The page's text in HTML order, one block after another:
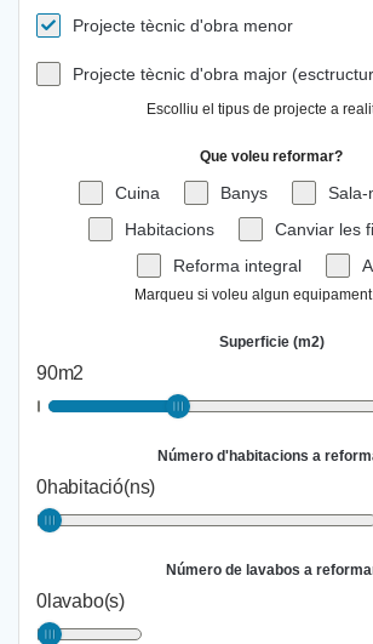
Projecte tècnic d'obra menor
Projecte tècnic d'obra major
Escolliu el tipus de projecte a
Que voleu reformar?
Cuina Banys
Sala-
Habitacions
Canviar les
Reforma integral
Marqueu si voleu algun
Superficie (m2)
90m2
Número d'habitacions a
0habitació(ns)
Número de lavabos a
0lavabo(s)